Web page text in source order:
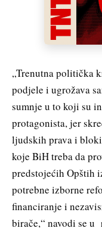
„Trenutna politička
podjele i ugrožava
sumnje u to koji su
protagonista, jer
ljudskih prava i
koje BiH treba da
predstojećih Opštih
potrebne izborne
financiranje i
birače,“ navodi se